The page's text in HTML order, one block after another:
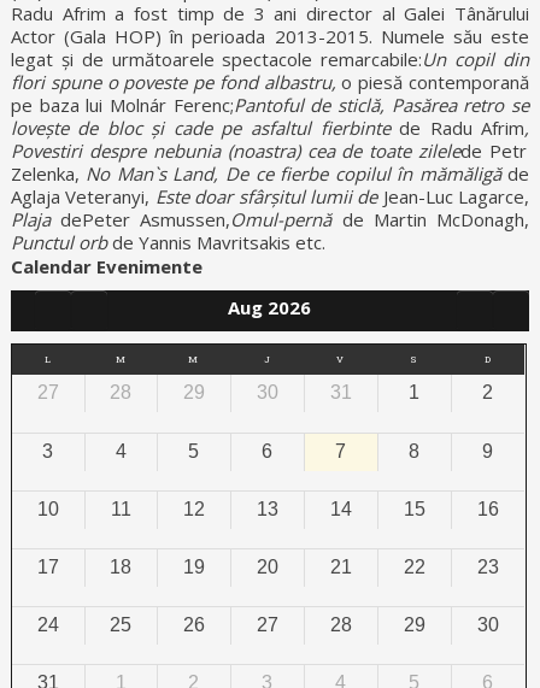
Radu Afrim a fost timp de 3 ani director al Galei Tânărului
Actor (Gala HOP) în perioada 2013-2015. Numele său este
legat și de următoarele spectacole remarcabile:Un copil din
flori spune o poveste pe fond albastru,o piesă contemporană
pe baza lui Molnár Ferenc;Pantoful de sticlă, Pasărea retro se
lovește de bloc și cade pe asfaltul fierbintede Radu Afrim,
Povestiri despre nebunia (noastra) cea de toate zilelede Petr
Zelenka, No Man`s Land, De ce fierbe copilul în mămăligăde
Aglaja Veteranyi, Este doar sfârșitul lumii de Jean-Luc Lagarce,
PlajadePeter Asmussen,Omul-pernăde Martin McDonagh,
Punctul orbde Yannis Mavritsakis etc.
Calendar Evenimente
Aug 2026
L M M J V S D
27 28 29 30 31 1 2
3 4 5 6 7 8 9
10 11 12 13 14 15 16
17 18 19 20 21 22 23
24 25 26 27 28 29 30
31 1 2 3 4 5 6